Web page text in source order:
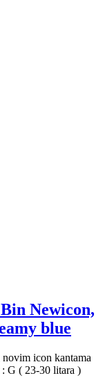
Newicon,
blue
icon kantama
G ( 23-30 litara )